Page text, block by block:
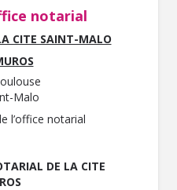
notarial
CITE SAINT-MALO
Malo
l’office notarial
DE LA CITE